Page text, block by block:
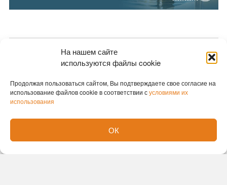
На нашем сайте
используются файлы cookie
Продолжая пользоваться сайтом, Вы подтверждаете свое согласие на
использование файлов cookie в соответствии сусловиями их
использования
ОК
Новости партнеров